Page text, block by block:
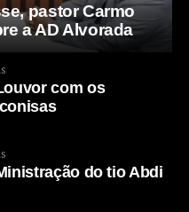
pastor Carmo
a AD Alvorada
com os
do tio Abdi